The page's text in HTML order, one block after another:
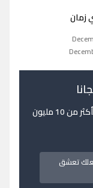
مع البرنامج العربي الاشهر على الاطلاق وبأكثر من 10 مليون
تعشق